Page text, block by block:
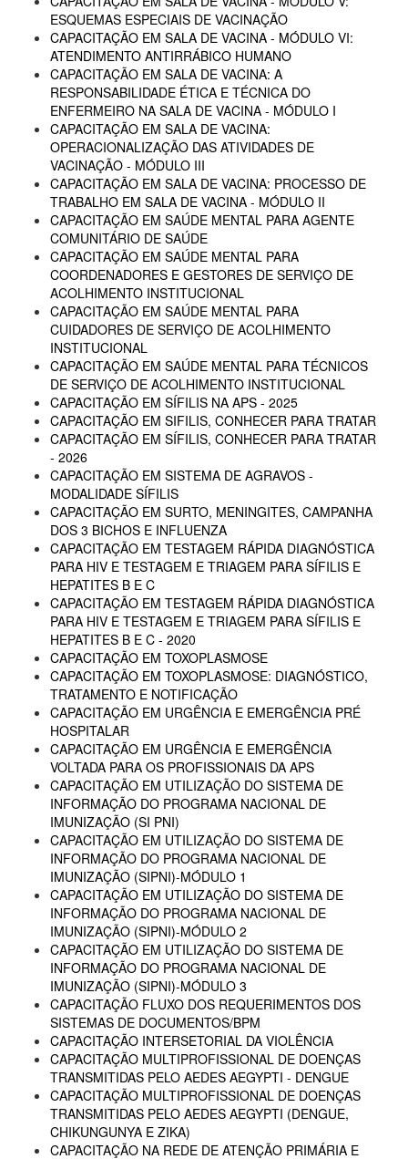
ESQUEMAS ESPECIAIS DE VACINAÇÃO
CAPACITAÇÃO EM SALA DE VACINA - MÓDULO VI:
ATENDIMENTO ANTIRRÁBICO HUMANO
CAPACITAÇÃO EM SALA DE VACINA: A
RESPONSABILIDADE ÉTICA E TÉCNICA DO
ENFERMEIRO NA SALA DE VACINA - MÓDULO I
CAPACITAÇÃO EM SALA DE VACINA:
OPERACIONALIZAÇÃO DAS ATIVIDADES DE
VACINAÇÃO - MÓDULO III
CAPACITAÇÃO EM SALA DE VACINA: PROCESSO DE
TRABALHO EM SALA DE VACINA - MÓDULO II
CAPACITAÇÃO EM SAÚDE MENTAL PARA AGENTE
COMUNITÁRIO DE SAÚDE
CAPACITAÇÃO EM SAÚDE MENTAL PARA
COORDENADORES E GESTORES DE SERVIÇO DE
ACOLHIMENTO INSTITUCIONAL
CAPACITAÇÃO EM SAÚDE MENTAL PARA
CUIDADORES DE SERVIÇO DE ACOLHIMENTO
INSTITUCIONAL
CAPACITAÇÃO EM SAÚDE MENTAL PARA TÉCNICOS
DE SERVIÇO DE ACOLHIMENTO INSTITUCIONAL
CAPACITAÇÃO EM SÍFILIS NA APS - 2025
CAPACITAÇÃO EM SIFILIS, CONHECER PARA TRATAR
CAPACITAÇÃO EM SÍFILIS, CONHECER PARA TRATAR
- 2026
CAPACITAÇÃO EM SISTEMA DE AGRAVOS -
MODALIDADE SÍFILIS
CAPACITAÇÃO EM SURTO, MENINGITES, CAMPANHA
DOS 3 BICHOS E INFLUENZA
CAPACITAÇÃO EM TESTAGEM RÁPIDA DIAGNÓSTICA
PARA HIV E TESTAGEM E TRIAGEM PARA SÍFILIS E
HEPATITES B E C
CAPACITAÇÃO EM TESTAGEM RÁPIDA DIAGNÓSTICA
PARA HIV E TESTAGEM E TRIAGEM PARA SÍFILIS E
HEPATITES B E C - 2020
CAPACITAÇÃO EM TOXOPLASMOSE
CAPACITAÇÃO EM TOXOPLASMOSE: DIAGNÓSTICO,
TRATAMENTO E NOTIFICAÇÃO
CAPACITAÇÃO EM URGÊNCIA E EMERGÊNCIA PRÉ
HOSPITALAR
CAPACITAÇÃO EM URGÊNCIA E EMERGÊNCIA
VOLTADA PARA OS PROFISSIONAIS DA APS
CAPACITAÇÃO EM UTILIZAÇÃO DO SISTEMA DE
INFORMAÇÃO DO PROGRAMA NACIONAL DE
IMUNIZAÇÃO (SI PNI)
CAPACITAÇÃO EM UTILIZAÇÃO DO SISTEMA DE
INFORMAÇÃO DO PROGRAMA NACIONAL DE
IMUNIZAÇÃO (SIPNI)-MÓDULO 1
CAPACITAÇÃO EM UTILIZAÇÃO DO SISTEMA DE
INFORMAÇÃO DO PROGRAMA NACIONAL DE
IMUNIZAÇÃO (SIPNI)-MÓDULO 2
CAPACITAÇÃO EM UTILIZAÇÃO DO SISTEMA DE
INFORMAÇÃO DO PROGRAMA NACIONAL DE
IMUNIZAÇÃO (SIPNI)-MÓDULO 3
CAPACITAÇÃO FLUXO DOS REQUERIMENTOS DOS
SISTEMAS DE DOCUMENTOS/BPM
CAPACITAÇÃO INTERSETORIAL DA VIOLÊNCIA
CAPACITAÇÃO MULTIPROFISSIONAL DE DOENÇAS
TRANSMITIDAS PELO AEDES AEGYPTI - DENGUE
CAPACITAÇÃO MULTIPROFISSIONAL DE DOENÇAS
TRANSMITIDAS PELO AEDES AEGYPTI (DENGUE,
CHIKUNGUNYA E ZIKA)
CAPACITAÇÃO NA REDE DE ATENÇÃO PRIMÁRIA E